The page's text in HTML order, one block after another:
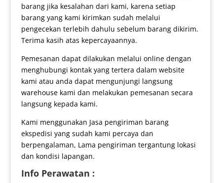
barang jika kesalahan dari kami, karena setiap
barang yang kami kirimkan sudah melalui
pengecekan terlebih dahulu sebelum barang dikirim.
Terima kasih atas kepercayaannya.
Pemesanan dapat dilakukan melalui online dengan
menghubungi kontak yang tertera dalam website
kami atau anda dapat mengunjungi langsung
warehouse kami dan melakukan pemesanan secara
langsung kepada kami.
Kami menggunakan Jasa pengiriman barang
ekspedisi yang sudah kami percaya dan
berpengalaman, Lama pengiriman tergantung lokasi
dan kondisi lapangan.
Info Perawatan :